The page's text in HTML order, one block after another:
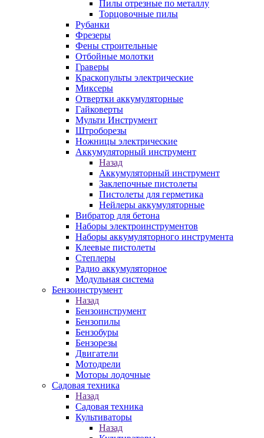
Пилы отрезные по металлу
Торцовочные пилы
Рубанки
Фрезеры
Фены строительные
Отбойные молотки
Граверы
Краскопульты электрические
Миксеры
Отвертки аккумуляторные
Гайковерты
Мульти Инструмент
Штроборезы
Ножницы электрические
Аккумуляторный инструмент
Назад
Аккумуляторный инструмент
Заклепочные пистолеты
Пистолеты для герметика
Нейлеры аккумуляторные
Вибратор для бетона
Наборы электроинструментов
Наборы аккумуляторного инструмента
Клеевые пистолеты
Степлеры
Радио аккумуляторное
Модульная система
Бензоинструмент
Назад
Бензоинструмент
Бензопилы
Бензобуры
Бензорезы
Двигатели
Мотодрели
Моторы лодочные
Садовая техника
Назад
Садовая техника
Культиваторы
Назад